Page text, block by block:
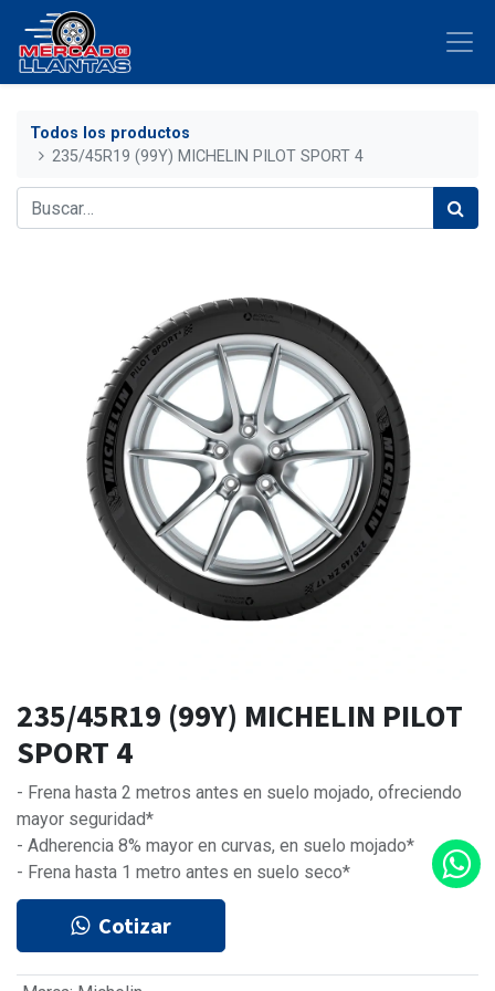
Todos los productos
235/45R19 (99Y) MICHELIN PILOT SPORT 4
235/45R19 (99Y) MICHELIN PILOT
SPORT 4
- Frena hasta 2 metros antes en suelo mojado, ofreciendo
mayor seguridad*
- Adherencia 8% mayor en curvas, en suelo mojado*
- Frena hasta 1 metro antes en suelo seco*
Cotizar